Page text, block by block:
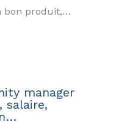
bon produit,…
manager
salaire,